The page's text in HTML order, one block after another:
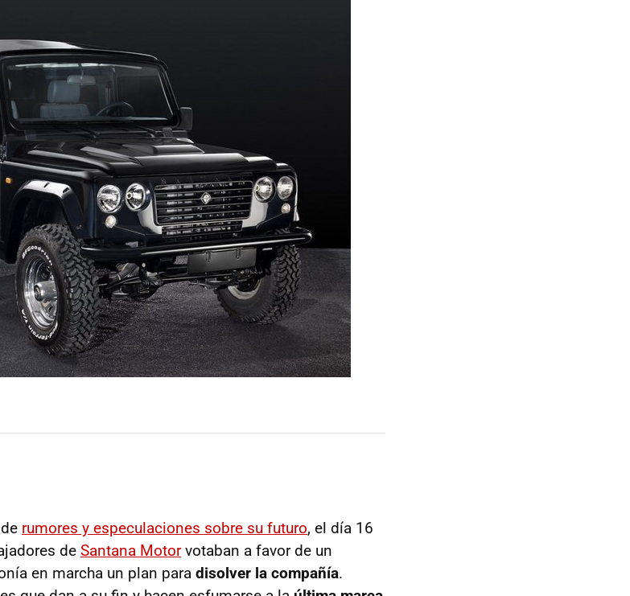
rumores y especulaciones sobre su futuro, el día 16
de Santana Motorvotaban a favor de un
en marcha un plan para disolver la compañía.